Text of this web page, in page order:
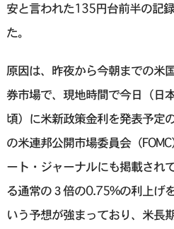
安と言われた135円台前半の記
た。
原因は、昨夜から今朝までの米
券市場で、現地時間で今日（日
頃）に米新政策金利を発表予定
の米連邦公開市場委員会（
ート・ジャーナルにも掲載され
る通常の３倍の0.75%の利上げ
いう予想が強まっており、米長